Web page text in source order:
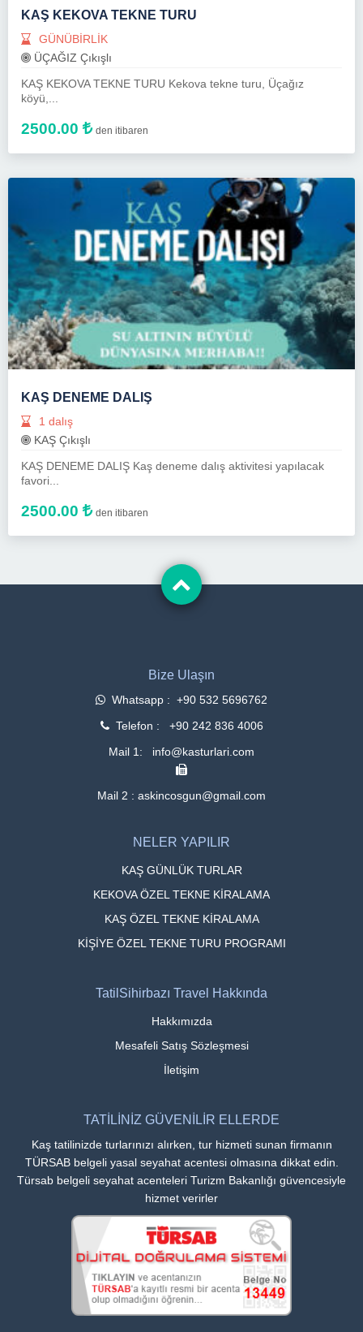
KAŞ KEKOVA TEKNE TURU
GÜNÜBİRLİK
ÜÇAĞIZ Çıkışlı
KAŞ KEKOVA TEKNE TURU Kekova tekne turu, Üçağız
köyü,...
2500.00 den itibaren
KAŞ DENEME DALIŞ
1 dalış
KAŞ Çıkışlı
KAŞ DENEME DALIŞ Kaş deneme dalış aktivitesi yapılacak
favori...
2500.00 den itibaren
Bize Ulaşın
Whatsapp : +90 532 5696762
Telefon : +90 242 836 4006
Mail 1: info@kasturlari.com
Mail 2 : askincosgun@gmail.com
NELER YAPILIR
KAŞ GÜNLÜK TURLAR
KEKOVA ÖZEL TEKNE KİRALAMA
KAŞ ÖZEL TEKNE KİRALAMA
KİŞİYE ÖZEL TEKNE TURU PROGRAMI
TatilSihirbazı Travel Hakkında
Hakkımızda
Mesafeli Satış Sözleşmesi
İletişim
TATİLİNİZ GÜVENİLİR ELLERDE
Kaş tatilinizde turlarınızı alırken, tur hizmeti sunan firmanın
TÜRSAB belgeli yasal seyahat acentesi olmasına dikkat edin.
Türsab belgeli seyahat acenteleri Turizm Bakanlığı güvencesiyle
hizmet verirler